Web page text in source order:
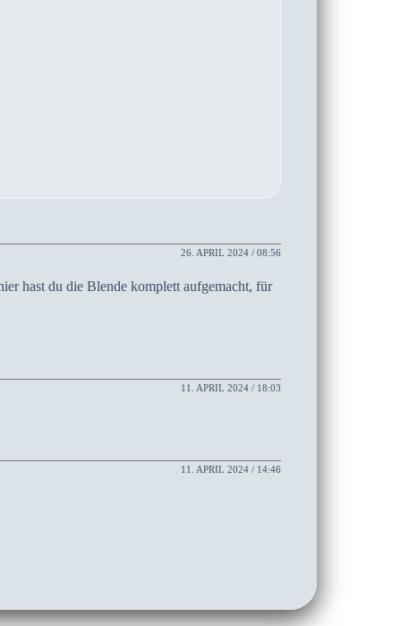
26. APRIL 2024 / 08:56
hast du die Blende komplett aufgemacht, für
11. APRIL 2024 / 18:03
11. APRIL 2024 / 14:46